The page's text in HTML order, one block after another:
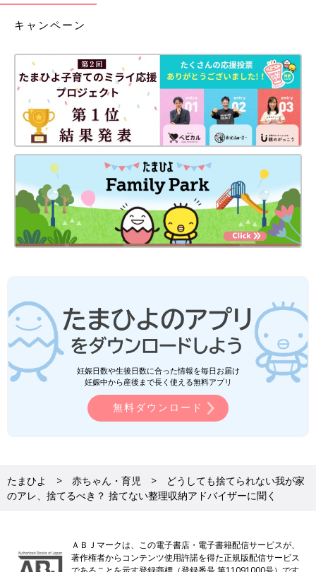
キャンペーン
妊娠日数や生後日数に合った情報を毎日お届け
妊娠中から産後まで長く使える無料アプリ
無料ダウンロード
たまひよ 赤ちゃん・育児
どうしても捨てられない我が家
のアレ、捨てるべき？ 捨てない整理収納アドバイザーに聞く
ＡＢＪマークは、この電子書店・電子書籍配信サービスが、
著作権者からコンテンツ使用許諾を得た正規版配信サービス